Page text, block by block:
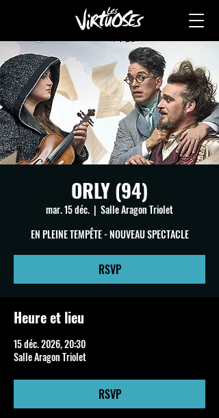
ORLY (94)
mar. 15 déc.
  |
Salle Aragon Triolet
EN PLEINE TEMPÊTE - NOUVEAU SPECTACLE
RSVP
Heure et lieu
15 déc. 2026, 20:30
Salle Aragon Triolet
RSVP